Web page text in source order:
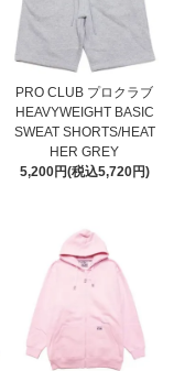
PRO CLUB プロクラブ
HEAVYWEIGHT BASIC
SWEAT SHORTS/HEAT
HER GREY
5,200円(税込5,720円)